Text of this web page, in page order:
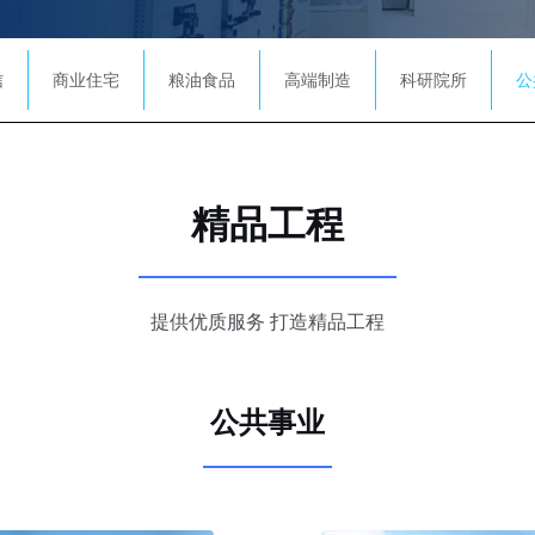
商业住宅 粮油食品 高端制造 科研院所
精品工程
提供优质服务 打造精品工程
公共事业